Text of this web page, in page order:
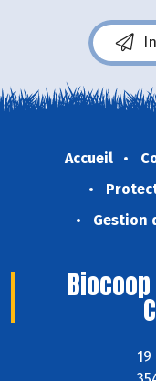
Accueil
Gestion